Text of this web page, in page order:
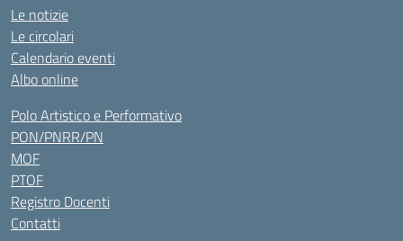
Le notizie
Le circolari
Calendario eventi
Albo online
Polo Artistico e Performativo
PON/PNRR/PN
MOF
PTOF
Registro Docenti
Contatti